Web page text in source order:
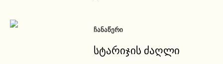
ᲩᲐᲜᲐᲬᲔᲠᲘ
სტარიჯის ძაღლი